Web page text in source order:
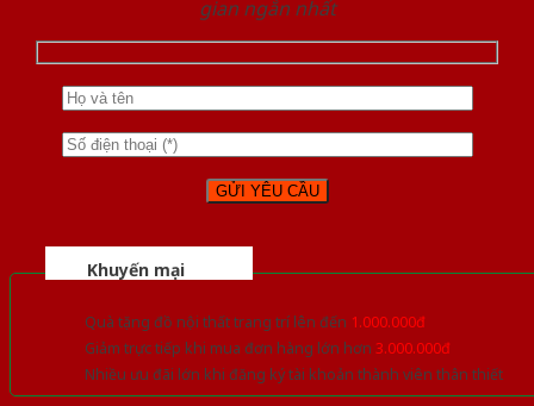
gian ngắn nhất
Khuyến mại
Quà tặng đồ nội thất trang trí lên đến 1.000.000đ
Giảm trực tiếp khi mua đơn hàng lớn hơn 3.000.000đ
Nhiều ưu đãi lớn khi đăng ký tài khoản thành viên thân thiết